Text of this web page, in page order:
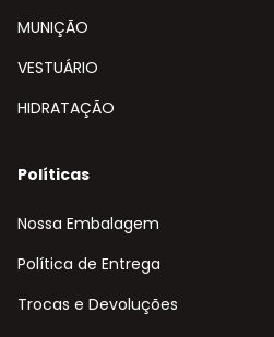
MUNIÇÃO
VESTUÁRIO
HIDRATAÇÃO
Políticas
Nossa Embalagem
Política de Entrega
Trocas e Devoluções